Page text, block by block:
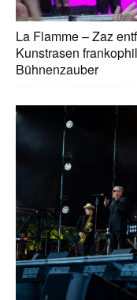
La Flamme – Zaz
Kunstrasen
Bühnenzauber